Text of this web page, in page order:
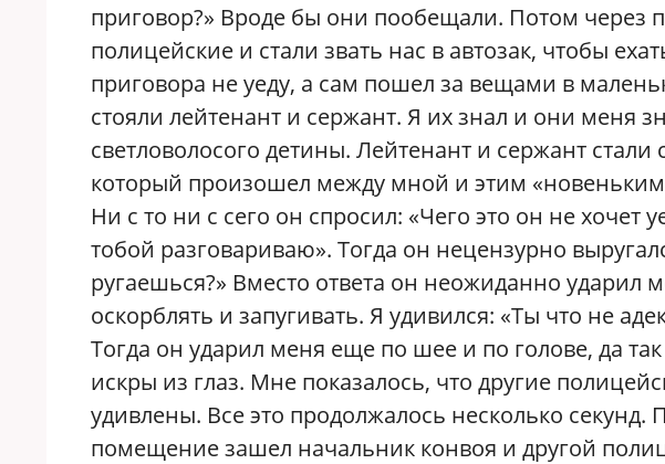
приговор?» Вроде бы они пообещали. Потом через
полицейские и стали звать нас в автозак, чтобы
приговора не уеду, а сам пошел за вещами в
стояли лейтенант и сержант. Я их знал и они меня
светловолосого детины. Лейтенант и сержант
который произошел между мной и этим
Ни с то ни с сего он спросил: «Чего это он не хочет
тобой разговариваю». Тогда он нецензурно
ругаешься?» Вместо ответа он неожиданно ударил
оскорблять и запугивать. Я удивился: «Ты что не
Тогда он ударил меня еще по шее и по голове, да
искры из глаз. Мне показалось, что другие
удивлены. Все это продолжалось несколько
помещение зашел начальник конвоя и другой